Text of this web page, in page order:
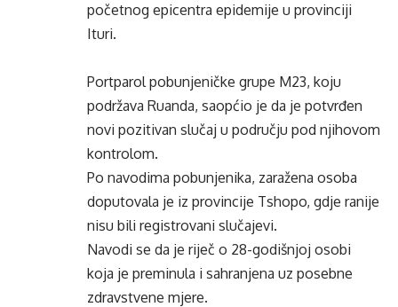
početnog epicentra epidemije u provinciji
Ituri.
Portparol pobunjeničke grupe M23, koju
podržava Ruanda, saopćio je da je potvrđen
novi pozitivan slučaj u području pod njihovom
kontrolom.
Po navodima pobunjenika, zaražena osoba
doputovala je iz provincije Tshopo, gdje ranije
nisu bili registrovani slučajevi.
Navodi se da je riječ o 28-godišnjoj osobi
koja je preminula i sahranjena uz posebne
zdravstvene mjere.